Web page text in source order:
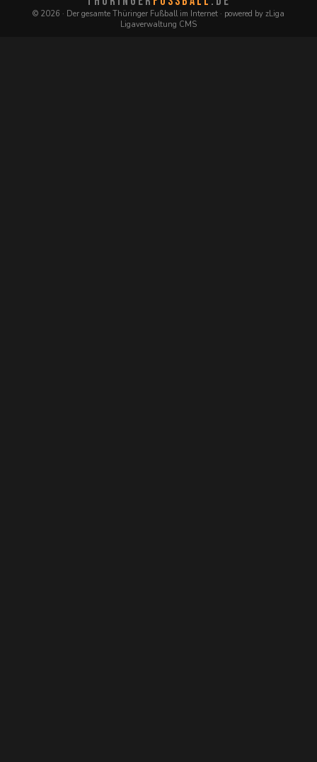
© 2026 · Der gesamte Thüringer Fußball im Internet · powered by zLiga
Ligaverwaltung CMS